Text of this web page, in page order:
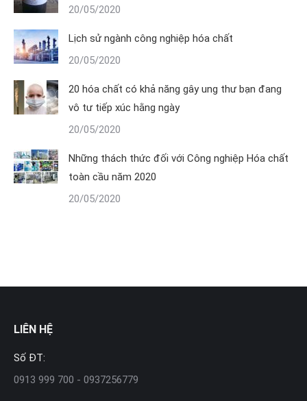
20/05/2020
Lịch sử ngành công nghiệp hóa chất
20/05/2020
20 hóa chất có khả năng gây ung thư bạn đang
vô tư tiếp xúc hằng ngày
20/05/2020
Những thách thức đối với Công nghiệp Hóa chất
toàn cầu năm 2020
20/05/2020
LIÊN HỆ
Số ĐT:
0913 999 700 - 0937256779